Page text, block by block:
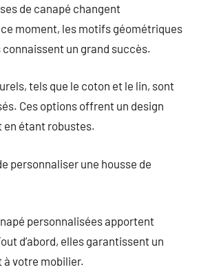
de canapé changent
moment, les motifs géométriques
un grand succès.
tels que le coton et le lin, sont
Ces options offrent un design
étant robustes.
personnaliser une housse de
personnalisées apportent
d’abord, elles garantissent un
votre mobilier.